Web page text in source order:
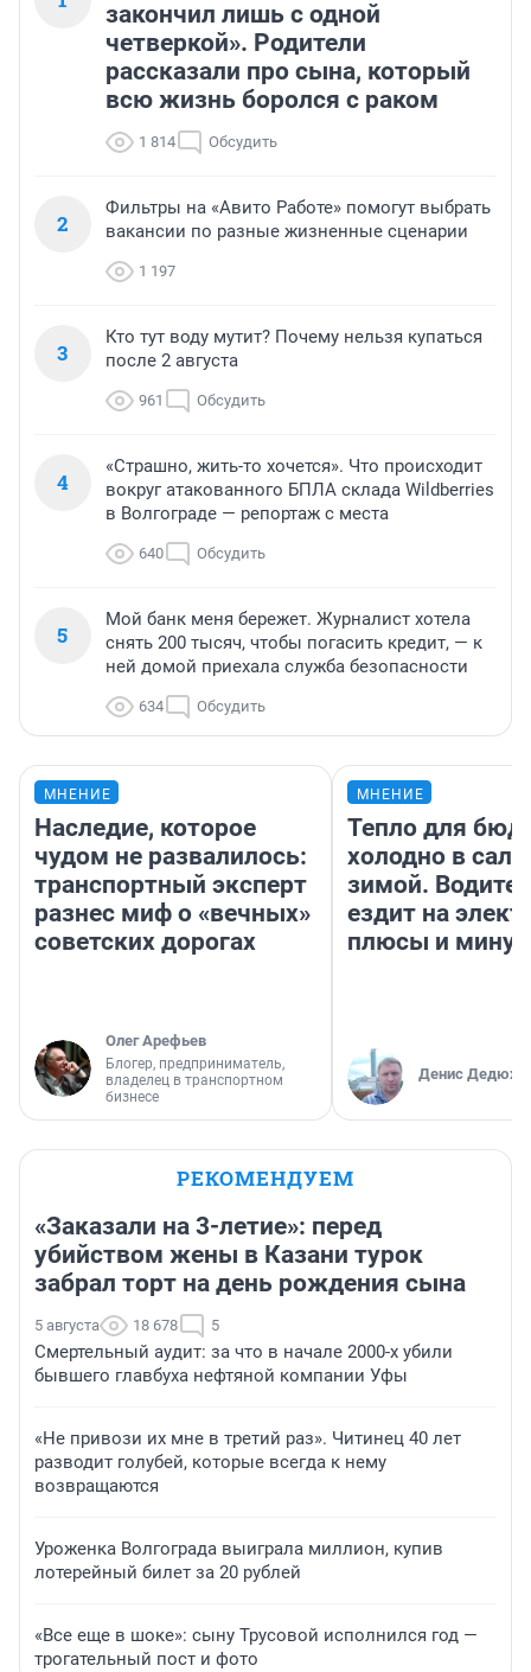
закончил лишь с одной
четверкой». Родители
рассказали про сына, который
всю жизнь боролся с раком
1 814 Обсудить
2
Фильтры на «Авито Работе» помогут выбрать
вакансии по разные жизненные сценарии
1 197
3
Кто тут воду мутит? Почему нельзя купаться
после 2 августа
961 Обсудить
4
«Страшно, жить-то хочется». Что происходит
вокруг атакованного БПЛА склада Wildberries
в Волгограде — репортаж с места
640 Обсудить
5
Мой банк меня бережет. Журналист хотела
снять 200 тысяч, чтобы погасить кредит, — к
ней домой приехала служба безопасности
634 Обсудить
МНЕНИЕ
Наследие, которое
чудом не развалилось:
транспортный эксперт
разнес миф о «вечных»
советских дорогах
Олег Арефьев
Блогер, предприниматель,
владелец в транспортном
бизнесе
МНЕНИЕ
Тепло для
холодно в
зимой.
ездит на
плюсы и
Денис
РЕКОМЕНДУЕМ
«Заказали на 3-летие»: перед
убийством жены в Казани турок
забрал торт на день рождения сына
5 августа 18 678 5
Смертельный аудит: за что в начале 2000-х убили
бывшего главбуха нефтяной компании Уфы
«Не привози их мне в третий раз». Читинец 40 лет
разводит голубей, которые всегда к нему
возвращаются
Уроженка Волгограда выиграла миллион, купив
лотерейный билет за 20 рублей
«Все еще в шоке»: сыну Трусовой исполнился год —
трогательный пост и фото